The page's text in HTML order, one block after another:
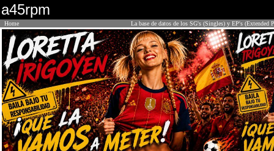
a45rpm
Home La base de datos de los SG's (Singles) y EP's (Extended